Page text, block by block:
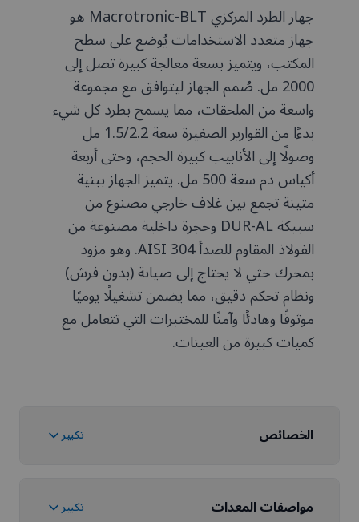
جهاز الطرد المركزي Macrotronic-BLT هو
جهاز متعدد الاستخدامات يُوضع على سطح
المكتب، ويتميز بسعة معالجة كبيرة تصل إلى
2000 مل. صُمم الجهاز ليتوافق مع مجموعة
واسعة من الملحقات، مما يسمح بطرد كل شيء
بدءًا من القوارير الصغيرة سعة 1.5/2.2 مل
وصولًا إلى الأنابيب كبيرة الحجم، وحتى أربعة
أكياس دم سعة 500 مل. يتميز الجهاز ببنية
متينة تجمع بين غلاف خارجي مصنوع من
سبيكة DUR-AL وحجرة داخلية مصنوعة من
الفولاذ المقاوم للصدأ AISI 304. وهو مزود
بمحرك حثي لا يحتاج إلى صيانة (بدون فرش)
ونظام تحكم دقيق، مما يضمن تشغيلًا يوميًا
موثوقًا وهادئًا وآمنًا للمختبرات التي تتعامل مع
كميات كبيرة من العينات.
الخصائص تكبير
مواصفات المعدات تكبير